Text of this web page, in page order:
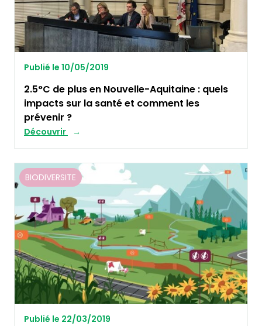
Publié le 10/05/2019
2.5°C de plus en Nouvelle-Aquitaine : quels
impacts sur la santé et comment les
prévenir ?
Découvrir
BIODIVERSITE
Publié le 22/03/2019